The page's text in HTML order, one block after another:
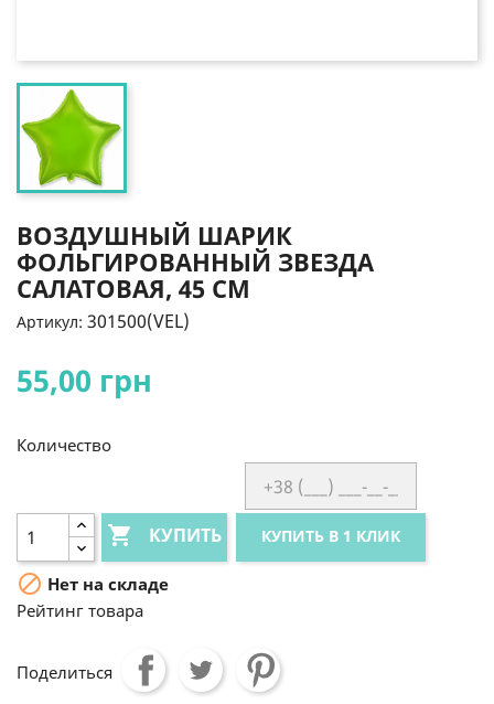
ВОЗДУШНЫЙ ШАРИК
ФОЛЬГИРОВАННЫЙ ЗВЕЗДА
САЛАТОВАЯ, 45 СМ
Артикул: 301500(VEL)
55,00 грн
Количество
 КУПИТЬ КУПИТЬ В 1 КЛИК
 Нет на складе
Рейтинг товара
Поделиться